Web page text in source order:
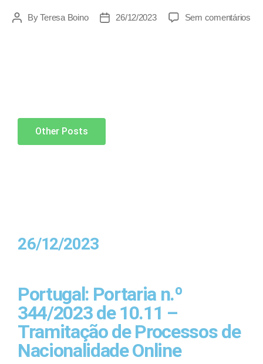
ByTeresa Boino 26/12/2023 Sem comentários
Other Posts
26/12/2023
Portugal: Portaria n.º
344/2023 de 10.11 –
Tramitação de Processos de
Nacionalidade Online